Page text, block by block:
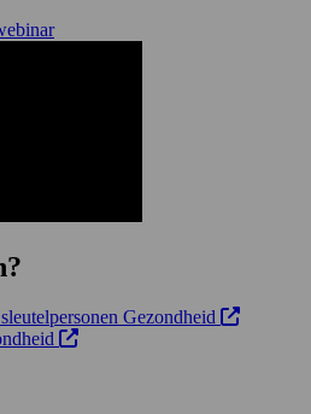
Gezondheid Opens in
Deze link
Opens in new tab:
Deze link opent in een nieuw